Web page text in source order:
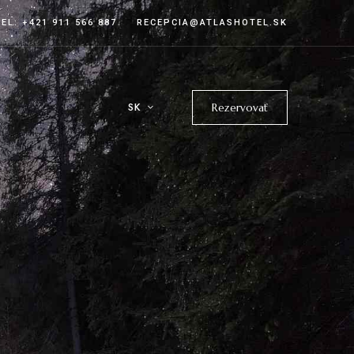
+421 911 566 887 RECEPCIA@ATLASHOTEL.SK
SK Rezervovať